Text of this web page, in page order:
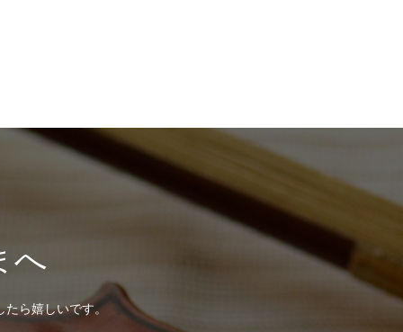
へ
ら嬉しいです。